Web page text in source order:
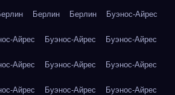
Берлин Берлин Буэнос-Айрес
Айрес Буэнос-Айрес Буэнос-Айрес
Айрес Буэнос-Айрес Буэнос-Айрес
Айрес Буэнос-Айрес Буэнос-Айрес